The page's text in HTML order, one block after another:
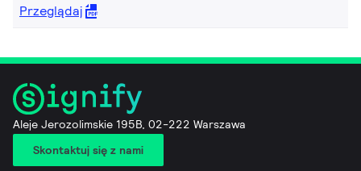
Przeglądaj
Aleje Jerozolimskie 195B, 02-222 Warszawa
Skontaktuj się z nami